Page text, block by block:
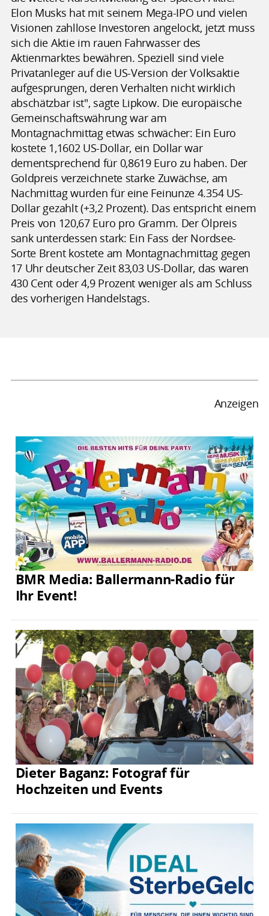
Elon Musks hat mit seinem Mega-IPO und vielen
Visionen zahllose Investoren angelockt, jetzt muss
sich die Aktie im rauen Fahrwasser des
Aktienmarktes bewähren. Speziell sind viele
Privatanleger auf die US-Version der Volksaktie
aufgesprungen, deren Verhalten nicht wirklich
abschätzbar ist", sagte Lipkow. Die europäische
Gemeinschaftswährung war am
Montagnachmittag etwas schwächer: Ein Euro
kostete 1,1602 US-Dollar, ein Dollar war
dementsprechend für 0,8619 Euro zu haben. Der
Goldpreis verzeichnete starke Zuwächse, am
Nachmittag wurden für eine Feinunze 4.354 US-
Dollar gezahlt (+3,2 Prozent). Das entspricht einem
Preis von 120,67 Euro pro Gramm. Der Ölpreis
sank unterdessen stark: Ein Fass der Nordsee-
Sorte Brent kostete am Montagnachmittag gegen
17 Uhr deutscher Zeit 83,03 US-Dollar, das waren
430 Cent oder 4,9 Prozent weniger als am Schluss
des vorherigen Handelstags.
Anzeigen
BMR Media: Ballermann-Radio für
Ihr Event!
Dieter Baganz: Fotograf für
Hochzeiten und Events